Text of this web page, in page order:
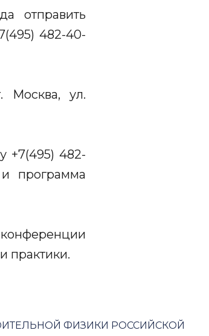
отправить
482-40-
Москва, ул.
+7(495) 482-
программа
практики.
ФИЗИКИ РОССИЙСКОЙ